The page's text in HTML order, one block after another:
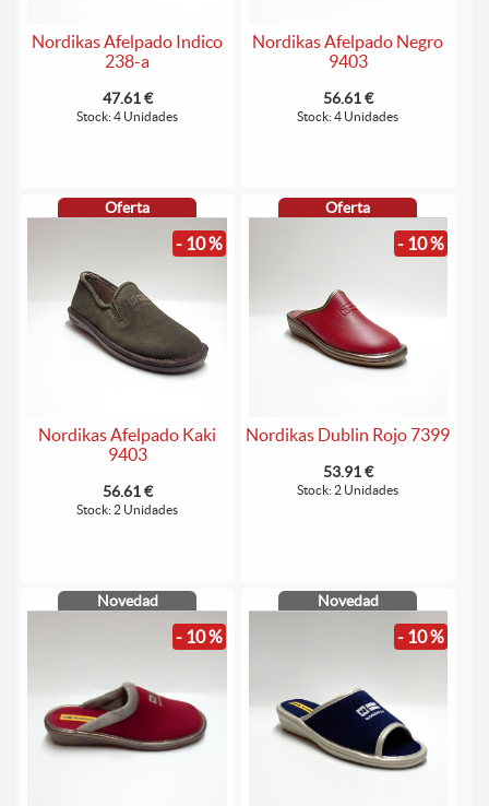
Nordikas Afelpado Indico
238-a
47.61 €
Stock: 4 Unidades
Nordikas Afelpado Negro
9403
56.61 €
Stock: 4 Unidades
Oferta
- 10 %
Nordikas Afelpado Kaki
9403
56.61 €
Stock: 2 Unidades
Oferta
- 10 %
Nordikas Dublin Rojo 7399
53.91 €
Stock: 2 Unidades
Novedad
- 10 %
Novedad
- 10 %